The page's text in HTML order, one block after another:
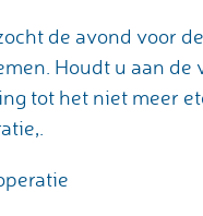
de avond voor
Houdt u aan de
tot het niet meer